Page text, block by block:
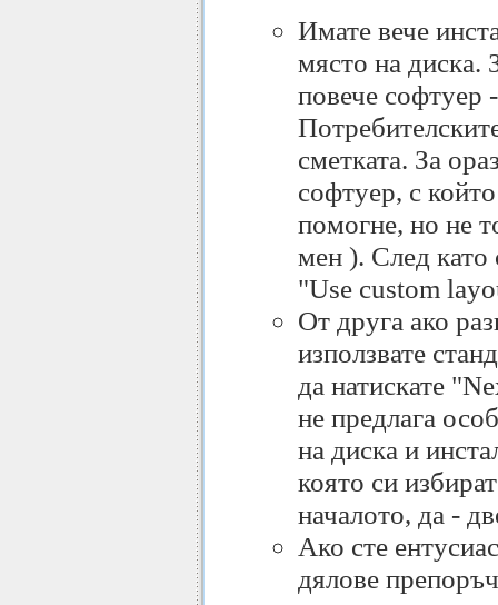
Имате вече
място на диска.
повече софтуер
сметката. За
софтуер, с
помогне, но не
мен ). След като
"Use custom
От друга ако
използвате
да натискате
не предлага
на диска и
която си
началото, да -
Ако сте
дялове